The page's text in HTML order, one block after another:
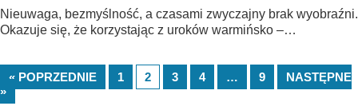
Nieuwaga, bezmyślność, a czasami zwyczajny brak wyobraźni.
Okazuje się, że korzystając z uroków warmińsko –…
« POPRZEDNIE 1 2 3 4 … 9
NASTĘPNE
»